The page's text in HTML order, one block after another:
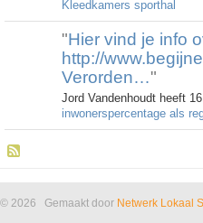
Kleedkamers sporthal
"Hier vind je info
http://
Verorden…"
Jord Vandenhoudt heeft
inwonerspercentage als
© 2026 Gemaakt door Netwerk Lokaal